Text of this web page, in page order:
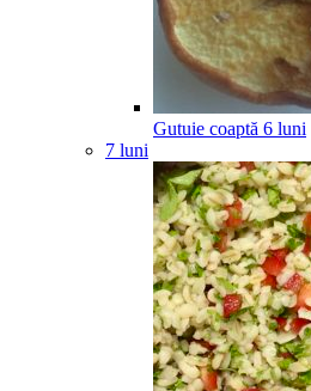
Gutuie coaptă 6 luni
7 luni